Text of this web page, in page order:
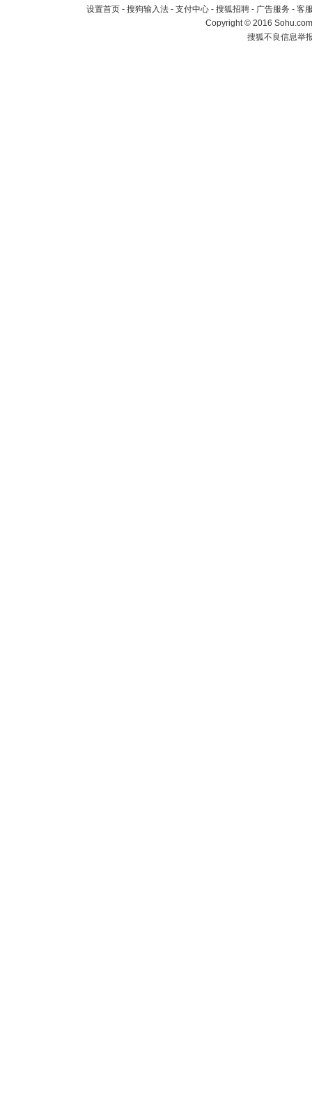
设置首页 - 搜狗输入法 - 支付中心 - 搜狐招聘 - 广告服务 - 客
Copyright©2016
搜狐不良信息举